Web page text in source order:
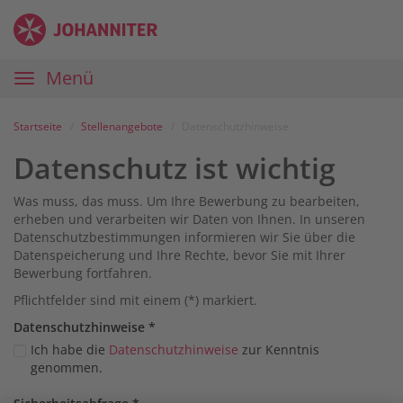
Zum
Inhalt
Anmelden
Zur
Navigation
Zur
Startseite
Karriereportal
Johanniter
Hauptnavigation
Menü
Startseite Stellenangebote
Datenschutz ist wichtig
Was muss, das muss. Um Ihre Bewerbung zu bearbeiten,
erheben und verarbeiten wir Daten von Ihnen. In unseren
Datenschutzbestimmungen informieren wir Sie über die
Datenspeicherung und Ihre Rechte, bevor Sie mit Ihrer
Bewerbung fortfahren.
Pflichtfelder sind mit einem (*) markiert.
Datenschutz­hinweise *
Ich habe die Datenschutzhinweise zur Kenntnis
genommen.